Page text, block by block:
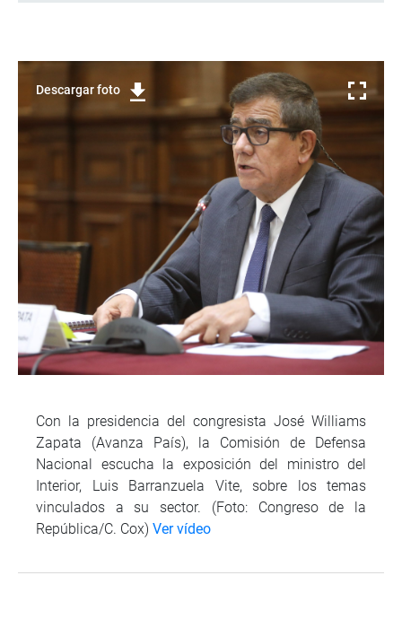
Descargar foto
Con la presidencia del congresista José Williams
Zapata (Avanza País), la Comisión de Defensa
Nacional escucha la exposición del ministro del
Interior, Luis Barranzuela Vite, sobre los temas
vinculados a su sector. (Foto: Congreso de la
República/C. Cox) Ver vídeo